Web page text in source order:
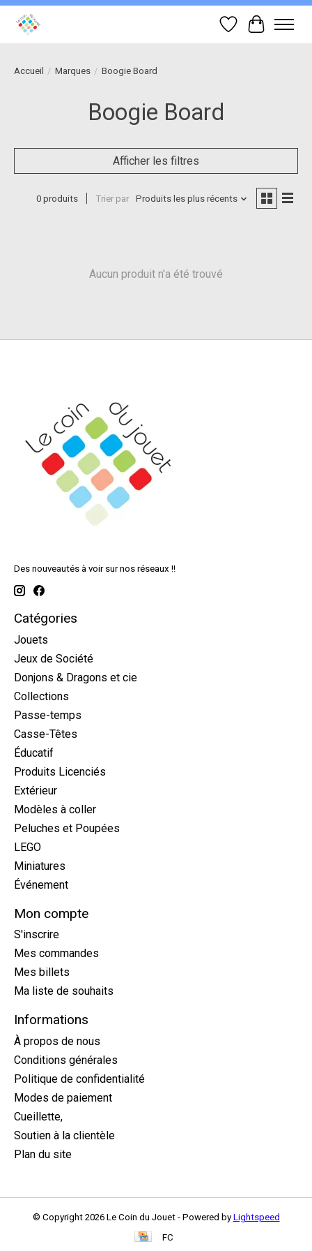
Liste dePanier
Accueil / Marques / Boogie Board
Boogie Board
Afficher les filtres
0 produits Trier par Produits les plus récents
Aucun produit n'a été trouvé
Des nouveautés à voir sur nos réseaux !!
Catégories
Jouets
Jeux de Société
Donjons & Dragons et cie
Collections
Passe-temps
Casse-Têtes
Éducatif
Produits Licenciés
Extérieur
Modèles à coller
Peluches et Poupées
LEGO
Miniatures
Événement
Mon compte
S'inscrire
Mes commandes
Mes billets
Ma liste de souhaits
Informations
À propos de nous
Conditions générales
Politique de confidentialité
Modes de paiement
Cueillette,
Soutien à la clientèle
Plan du site
© Copyright 2026 Le Coin du Jouet - Powered by Lightspeed
FC